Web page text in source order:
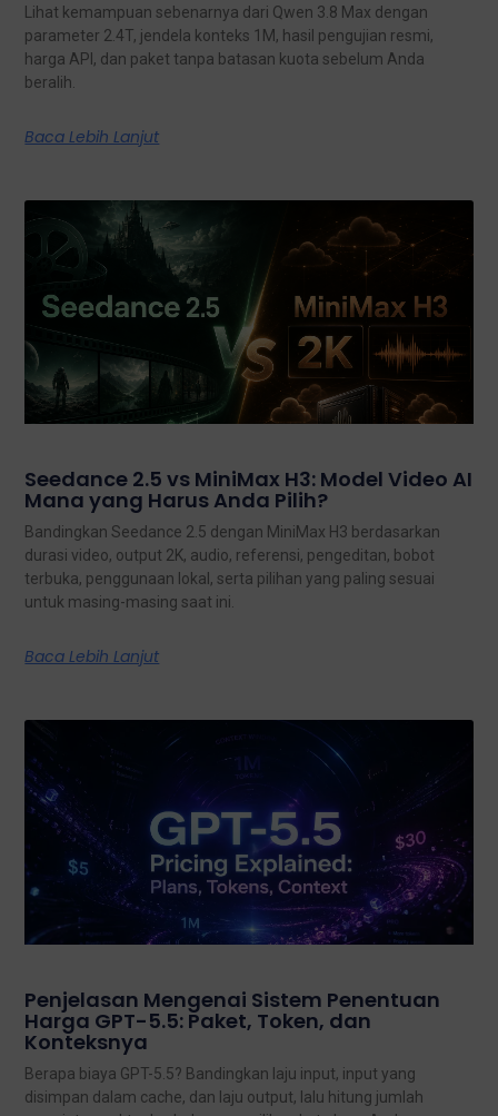
Lihat kemampuan sebenarnya dari Qwen 3.8 Max dengan
parameter 2.4T, jendela konteks 1M, hasil pengujian resmi,
harga API, dan paket tanpa batasan kuota sebelum Anda
beralih.
Baca Lebih Lanjut
Seedance 2.5 vs MiniMax H3: Model Video AI
Mana yang Harus Anda Pilih?
Bandingkan Seedance 2.5 dengan MiniMax H3 berdasarkan
durasi video, output 2K, audio, referensi, pengeditan, bobot
terbuka, penggunaan lokal, serta pilihan yang paling sesuai
untuk masing-masing saat ini.
Baca Lebih Lanjut
Penjelasan Mengenai Sistem Penentuan
Harga GPT-5.5: Paket, Token, dan
Konteksnya
Berapa biaya GPT-5.5? Bandingkan laju input, input yang
disimpan dalam cache, dan laju output, lalu hitung jumlah